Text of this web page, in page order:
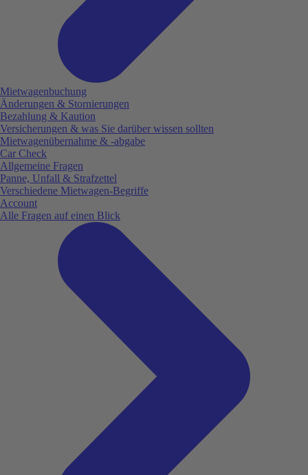
Mietwagenbuchung
Änderungen & Stornierungen
Bezahlung & Kaution
Versicherungen & was Sie darüber wissen sollten
Mietwagenübernahme & -abgabe
Car Check
Allgemeine Fragen
Panne, Unfall & Strafzettel
Verschiedene Mietwagen-Begriffe
Account
Alle Fragen auf einen Blick